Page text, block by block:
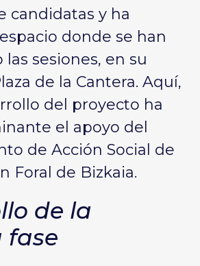
candidatas y ha
donde se han
sesiones, en su
de la Cantera. Aquí,
del proyecto ha
el apoyo del
de Acción Social de
Foral de Bizkaia.
de la
fase